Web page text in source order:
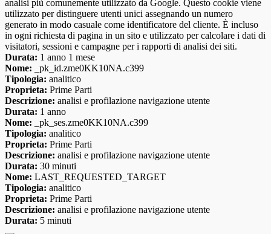
analisi più comunemente utilizzato da Google. Questo cookie viene
utilizzato per distinguere utenti unici assegnando un numero
generato in modo casuale come identificatore del cliente. È incluso
in ogni richiesta di pagina in un sito e utilizzato per calcolare i dati di
visitatori, sessioni e campagne per i rapporti di analisi dei siti.
Durata: 1 anno 1 mese
Nome: _pk_id.zme0KK10NA.c399
Tipologia: analitico
Proprieta: Prime Parti
Descrizione: analisi e profilazione navigazione utente
Durata: 1 anno
Nome: _pk_ses.zme0KK10NA.c399
Tipologia: analitico
Proprieta: Prime Parti
Descrizione: analisi e profilazione navigazione utente
Durata: 30 minuti
Nome: LAST_REQUESTED_TARGET
Tipologia: analitico
Proprieta: Prime Parti
Descrizione: analisi e profilazione navigazione utente
Durata: 5 minuti